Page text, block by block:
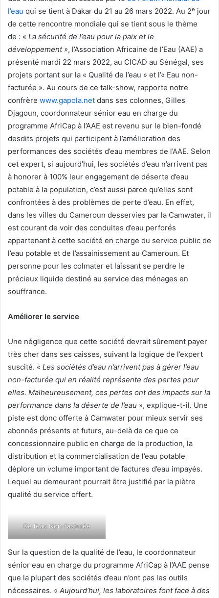
l’eau qui se tient à Dakar du 21 au 26 mars 2022. Au 2e jour
de cette rencontre mondiale qui se tient sous le thème
de : « La sécurité de l’eau pour la paix et le
développement », l’Association Africaine de l’Eau (AAE) a
présenté mardi 22 mars 2022, au CICAD au Sénégal, ses
projets portant sur la « Qualité de l’eau » et l’« Eau non-
facturée ». Au cours de ce talk-show, rapporte notre
confrère www.gapola.net dans ses colonnes, Gilles
Djagoun, coordonnateur sénior eau en charge du
programme AfriCap à l’AAE est revenu sur le bien-fondé
desdits projets qui participent à l’amélioration des
performances des sociétés d’eau membres de l’AAE. Selon
cet expert, si aujourd’hui, les sociétés d’eau n’arrivent pas
à honorer à 100% leur engagement de déserte d’eau
potable à la population, c’est aussi parce qu’elles sont
confrontées à des problèmes de perte d’eau. En effet,
dans les villes du Cameroun desservies par la Camwater, il
est courant de voir des conduites d’eau perforés
appartenant à cette société en charge du service public de
l’eau potable et de l’assainissement au Cameroun. Et
personne pour les colmater et laissant se perdre le
précieux liquide destiné au service des ménages en
souffrance.
Améliorer le service
Une négligence que cette société devrait sûrement payer
très cher dans ses caisses, suivant la logique de l’expert
suscité. « Les sociétés d’eau n’arrivent pas à gérer l’eau
non-facturée qui en réalité représente des pertes pour
elles. Malheureusement, ces pertes ont des impacts sur la
performance dans la déserte de l’eau », explique-t-il. Une
piste est donc offerte à Camwater pour mieux servir ses
abonnés présents et futurs, au-delà de ce que ce
concessionnaire public en charge de la production, la
distribution et la commercialisation de l’eau potable
déplore un volume important de factures d’eau impayés.
Lequel au demeurant pourrait être justifié par la piètre
qualité du service offert.
De l’eau Non-facturée
Sur la question de la qualité de l’eau, le coordonnateur
sénior eau en charge du programme AfriCap à l’AAE pense
que la plupart des sociétés d’eau n’ont pas les outils
nécessaires. « Aujourd’hui, les laboratoires font face à des